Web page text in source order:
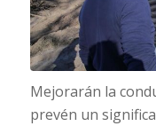
Mejorarán la
prevén un